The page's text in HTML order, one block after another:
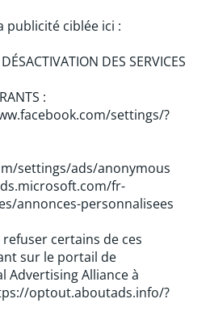
publicité ciblée ici :
DES SERVICES
:
settings/?
settings/ads/anonymous
fr-
annonces-personnalisees
certains de ces
sur le portail de
Advertising Alliance à
optout.aboutads.info/?